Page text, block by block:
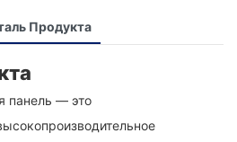
Продукта
панель — это